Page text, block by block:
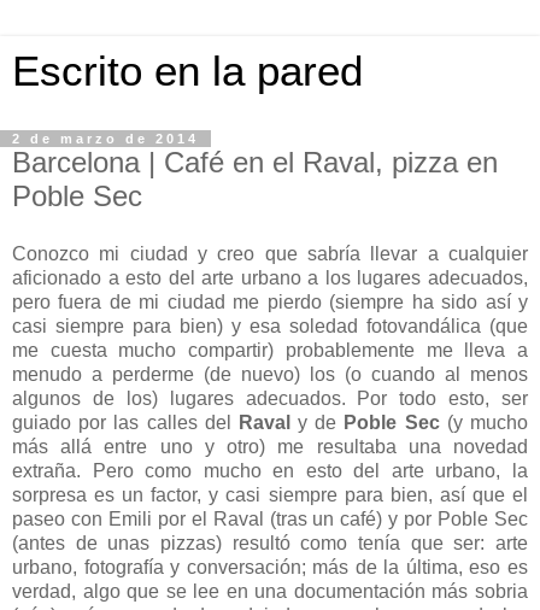
Escrito en la pared
2 de marzo de 2014
Barcelona | Café en el Raval, pizza en
Poble Sec
Conozco mi ciudad y creo que sabría llevar a cualquier
aficionado a esto del arte urbano a los lugares adecuados,
pero fuera de mi ciudad me pierdo (siempre ha sido así y
casi siempre para bien) y esa soledad fotovandálica (que
me cuesta mucho compartir) probablemente me lleva a
menudo a perderme (de nuevo) los (o cuando al menos
algunos de los) lugares adecuados. Por todo esto, ser
guiado por las calles del
Ravaly de Poble Sec(y mucho
más allá entre uno y otro) me resultaba una novedad
extraña. Pero como mucho en esto del arte urbano, la
sorpresa es un factor, y casi siempre para bien, así que el
paseo con Emili por el Raval (tras un café) y por Poble Sec
(antes de unas pizzas) resultó como tenía que ser: arte
urbano, fotografía y conversación; más de la última, eso es
verdad, algo que se lee en una documentación más sobria